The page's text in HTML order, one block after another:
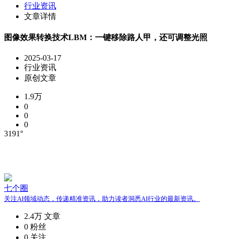
行业资讯
文章详情
图像效果转换技术LBM：一键移除路人甲，还可调整光照
2025-03-17
行业资讯
原创文章
1.9万
0
0
0
3191°
七个圈
关注AI领域动态，传递精准资讯，助力读者洞悉AI行业的最新资讯。
2.4万 文章
0 粉丝